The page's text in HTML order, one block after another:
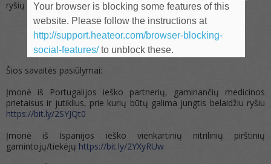
ryšių skyriaus kolegės.
Šios savaitės pasiūlymai:
Įmonė iš Portugalijos ieško partnerių, gaminančių medicinos
prietaisus ir jutiklius, prie kurių būtų galima jungtis belaidžiu ryšiu
https://bit.ly/2SYJQt0
Įmonė iš Ispanijos ieško vienkartinių nitrilinių pirštinių
gamintojų/tiekėjų https://bit.ly/2YXyRUw
Your browser is blocking some features of this
website. Please follow the instructions at
http://support.heateor.com/browser-blocking-
social-features/to unblock these.